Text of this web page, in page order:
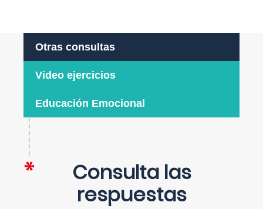
Otras consultas
Video ejercicios
Educación Emocional
Consulta las
respuestas